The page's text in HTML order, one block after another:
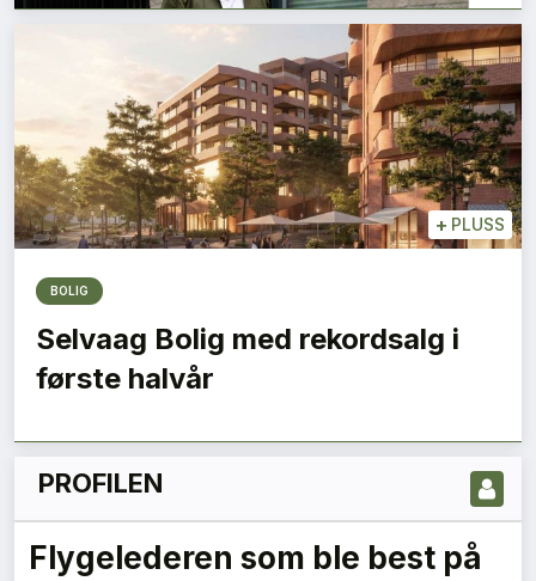
LES NYESTE UTGIVELSE HER
+ PLUSS
BOLIG
Selvaag Bolig med rekordsalg i
første halvår
PROFILEN
Flygelederen som ble best på